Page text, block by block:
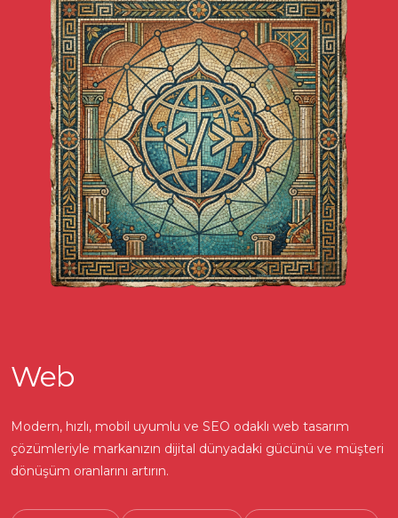
Web
Modern, hızlı, mobil uyumlu ve SEO odaklı web tasarım
çözümleriyle markanızın dijital dünyadaki gücünü ve müşteri
dönüşüm oranlarını artırın.